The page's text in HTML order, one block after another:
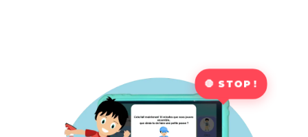
🛑 STOP !